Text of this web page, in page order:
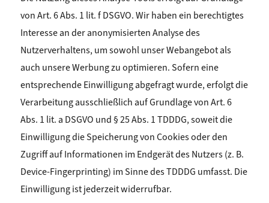
von Art. 6 Abs. 1 lit. f DSGVO. Wir haben ein berechtigtes
Interesse an der anonymisierten Analyse des
Nutzerverhaltens, um sowohl unser Webangebotals
auch unsere Werbung zu optimieren. Sofern eine
entsprechende Einwilligung abgefragt wurde, erfolgtdie
Verarbeitung ausschließlich auf Grundlage von Art. 6
Abs. 1 lit. a DSGVO und § 25 Abs. 1 TDDDG, soweitdie
Einwilligung die Speicherung von Cookies oder den
Zugriff auf Informationen im Endgerät des Nutzers(z. B.
Device-Fingerprinting) im Sinne des TDDDG umfasst. Die
Einwilligung ist jederzeit widerrufbar.